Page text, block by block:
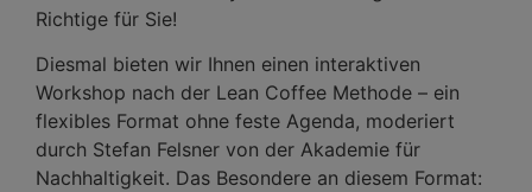
Richtige für Sie!
Diesmal bieten wir Ihnen einen interaktiven
Workshop nach der Lean Coffee Methode – ein
flexibles Format ohne feste Agenda, moderiert
durch Stefan Felsner von der Akademie für
Nachhaltigkeit. Das Besondere an diesem Format: